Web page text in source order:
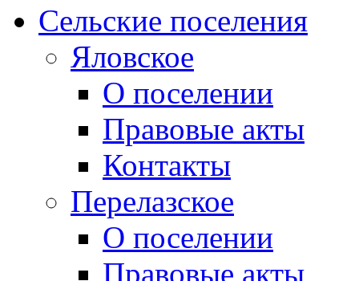
Сельские поселения
Яловское
О поселении
Правовые акты
Контакты
Перелазское
О поселении
Правовые акты